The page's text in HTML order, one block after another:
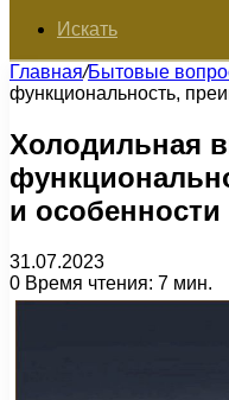
Искать
Главная/Бытовые
функциональность,
Холодильная
и особенности
31.07.2023
0 Время чтения: 7 мин.